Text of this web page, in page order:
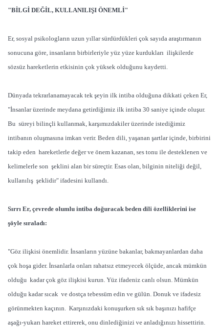
"BİLGİ DEĞİL, KULLANILIŞI ÖNEMLİ"
Er, sosyal psikologların uzun yıllar sürdürdükleri çok sayıda araştırmanın
sonucuna göre, insanların birbirleriyle yüz yüze kurdukları ilişkilerde
sözsüz hareketlerin etkisinin çok yüksek olduğunu kaydetti.
Dünyada tekrarlanamayacak tek şeyin ilk intiba olduğuna dikkati çeken Er,
"İnsanlar üzerinde meydana getirdiğimiz ilk intiba 30 saniye içinde oluşur.
Bu süreyi bilinçli kullanmak, karşımızdakiler üzerinde istediğimiz
intibanın oluşmasına imkan verir. Beden dili, yaşanan şartlar içinde, birbirini
takip eden hareketlerle değer ve önem kazanan, ses tonu ile desteklenen ve
kelimelerle son şeklini alan bir süreçtir. Esas olan, bilginin niteliği değil,
kullanılış şeklidir" ifadesini kullandı.
Sırrı Er, çevrede olumlu intiba doğuracak beden dili özelliklerini ise
şöyle sıraladı:
"Göz ilişkisi önemlidir. İnsanların yüzüne bakanlar, bakmayanlardan daha
çok hoşa gider. İnsanlarla onları rahatsız etmeyecek ölçüde, ancak mümkün
olduğu kadar çok göz ilişkisi kurun. Yüz ifadeniz canlı olsun. Mümkün
olduğu kadar sıcak ve dostça tebessüm edin ve gülün. Donuk ve ifadesiz
görünmekten kaçının. Karşınızdaki konuşurken sık sık başınızı hafifçe
aşağı-yukarı hareket ettirerek, onu dinlediğinizi ve anladığınızı hissettirin.